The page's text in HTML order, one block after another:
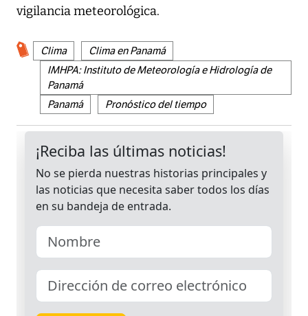
vigilancia meteorológica.
Clima
Clima en Panamá
IMHPA: Instituto de Meteorología e Hidrología de
Panamá
Panamá
​Pronóstico del tiempo